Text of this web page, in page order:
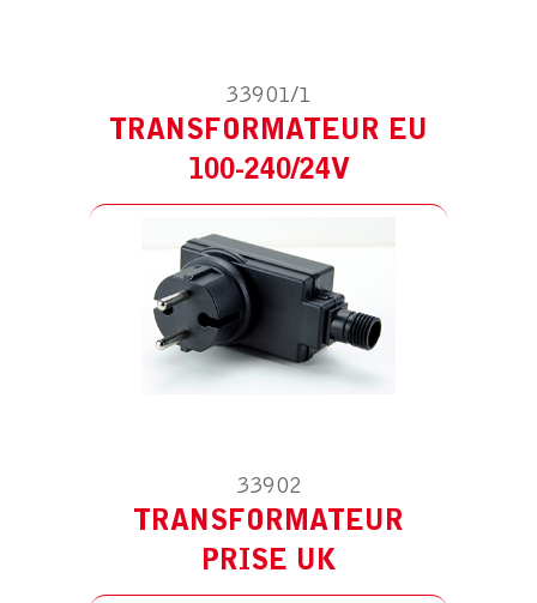
33901/1
TRANSFORMATEUR EU
100-240/24V
33902
TRANSFORMATEUR
PRISE UK
ACCESSOIRE POUR TELLUS ROTULE
TRANSFORMATEUR PRISE UK
ACCESSOIRE POUR TELLUS ROTULE
TRANSFORMATEUR PRISE CH